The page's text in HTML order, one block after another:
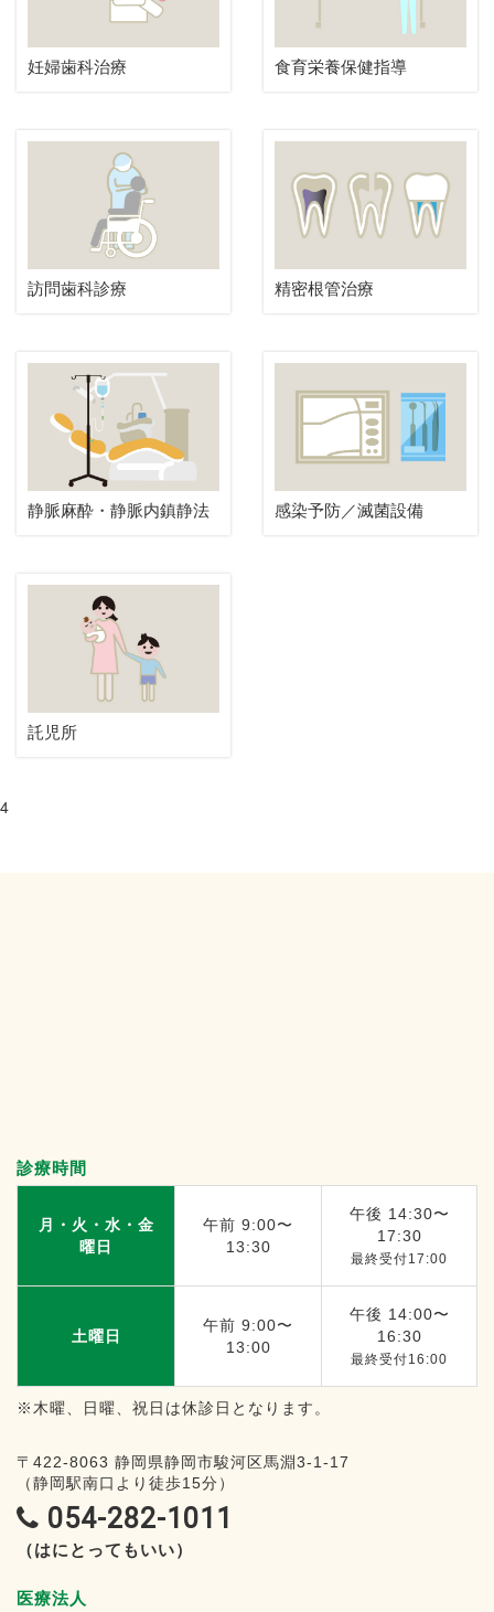
妊婦歯科治療 食育栄養保健指導
訪問歯科診療 精密根管治療
静脈麻酔・静脈内鎮静法 感染予防／滅菌設備
託児所
4
診療時間
月・火・水・金
曜日
午前 9:00〜
13:30
午後 14:30〜
17:30
最終受付17:00
土曜日
午前 9:00〜
13:00
午後 14:00〜
16:30
最終受付16:00
※木曜、日曜、祝日は休診日となります。
〒422-8063 静岡県静岡市駿河区馬淵3-1-17
（静岡駅南口より徒歩15分）
054-282-1011
（はにとってもいい）
医療法人